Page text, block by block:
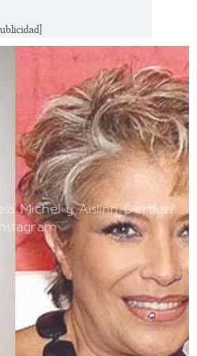
Michel y Aislinn Derbez/